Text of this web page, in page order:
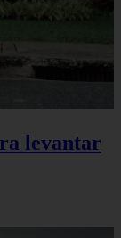
levantar